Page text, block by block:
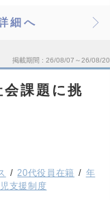
細へ
掲載期間 26/08/07～26/08/20
課題に挑
20代役員在籍
年
支援制度